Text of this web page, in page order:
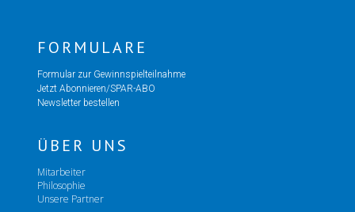
FORMULARE
Formular zur Gewinnspielteilnahme
Jetzt Abonnieren/SPAR-ABO
Newsletter bestellen
ÜBER UNS
Mitarbeiter
Philosophie
Unsere Partner